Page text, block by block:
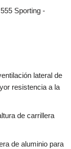
lateral de
resistencia a la
de carrillera
de aluminio para